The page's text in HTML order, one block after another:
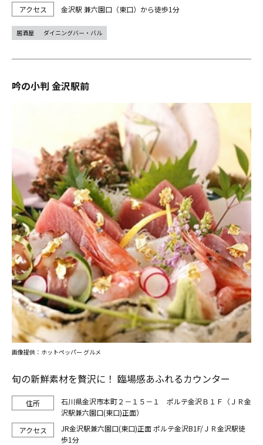
金沢駅 兼六園口（東口）から徒歩1分
居酒屋 ダイニングバー・バル
吟の小判 金沢駅前
旬の新鮮素材を贅沢に！ 臨場感あふれるカウンター
石川県金沢市本町２－１５－１ ポルテ金沢Ｂ１Ｆ（ＪＲ金
沢駅兼六園口(東口)正面）
JR金沢駅兼六園口(東口)正面 ポルテ金沢B1F/ＪＲ金沢駅徒
歩1分
画像提供：ホットペッパー グルメ